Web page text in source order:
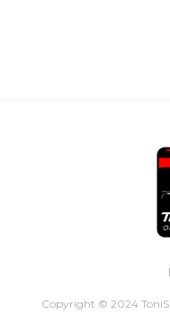
Copyright © 2024